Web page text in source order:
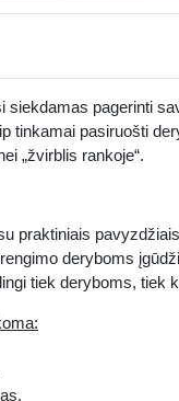
siekdamas pagerinti
tinkamai pasiruošti
„žvirblis rankoje“.
praktiniais
deryboms
tiek deryboms, tiek